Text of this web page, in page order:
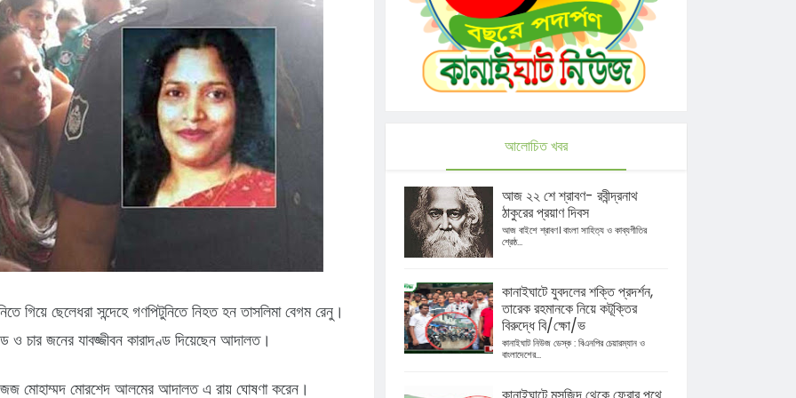
আসছেন
সমাবেশ,
আঁধারে
গিয়ে ছেলেধরা সন্দেহে গণপিটুনিতে নিহত হন তাসলিমা বেগম রেনু।
চার জনের যাবজ্জীবন কারাদণ্ড দিয়েছেন আদালত।
জজ মোহাম্মদ মোরশেদ আলমের আদালত এ রায় ঘোষণা করেন।
আলোচিত খবর
আজ ২২ শে শ্রাবণ- রবীন্দ্রনাথ
ঠাকুরের প্রয়াণ দিবস
আজ বাইশে শ্রাবণ। বাংলা সাহিত্য ও কাব্যগীতির
শ্রেষ্ঠ...
কানাইঘাটে যুবদলের শক্তি প্রদর্শন,
তারেক রহমানকে নিয়ে কটূক্তির
বিরুদ্ধে বি/ক্ষো/ভ
কানাইঘাট নিউজ ডেস্ক : বিএনপির চেয়ারম্যান ও
বাংলাদেশের...